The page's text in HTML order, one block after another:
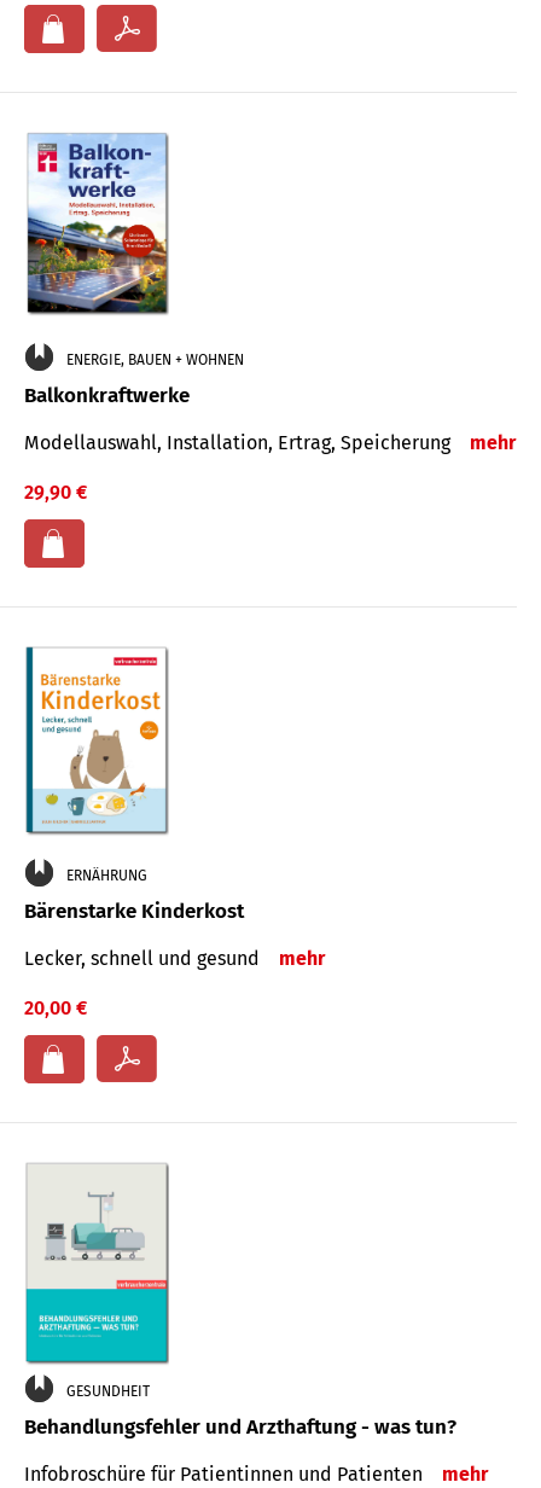
ENERGIE, BAUEN + WOHNEN
Balkonkraftwerke
Modellauswahl, Installation, Ertrag, Speicherung mehr
29,90 €
ERNÄHRUNG
Bärenstarke Kinderkost
Lecker, schnell und gesund mehr
20,00 €
GESUNDHEIT
Behandlungsfehler und Arzthaftung - was tun?
Infobroschüre für Patientinnen und Patienten mehr